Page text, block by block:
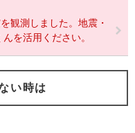
観測しました。地震・
を活用ください。
い時は